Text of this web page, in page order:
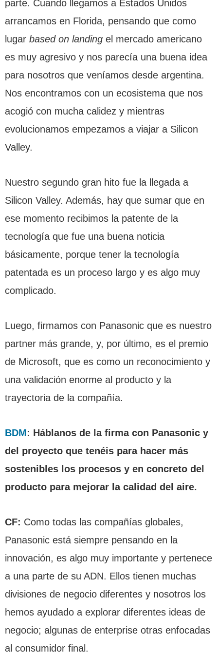
parte. Cuando llegamos a Estados Unidos
arrancamos en Florida, pensando que como
lugar based on landing el mercado americano
es muy agresivo y nos parecía una buena idea
para nosotros que veníamos desde argentina.
Nos encontramos con un ecosistema que nos
acogió con mucha calidez y mientras
evolucionamos empezamos a viajar a Silicon
Valley.
Nuestro segundo gran hito fue la llegada a
Silicon Valley. Además, hay que sumar que en
ese momento recibimos la patente de la
tecnología que fue una buena noticia
básicamente, porque tener la tecnología
patentada es un proceso largo y es algo muy
complicado.
Luego, firmamos con Panasonic que es nuestro
partner más grande, y, por último, es el premio
de Microsoft, que es como un reconocimiento y
una validación enorme al producto y la
trayectoria de la compañía.
BDM: Háblanos de la firma con Panasonic y
del proyecto que tenéis para hacer más
sostenibles los procesos y en concreto del
producto para mejorar la calidad del aire.
CF: Como todas las compañías globales,
Panasonic está siempre pensando en la
innovación, es algo muy importante y pertenece
a una parte de su ADN. Ellos tienen muchas
divisiones de negocio diferentes y nosotros los
hemos ayudado a explorar diferentes ideas de
negocio; algunas de enterprise otras enfocadas
al consumidor final.